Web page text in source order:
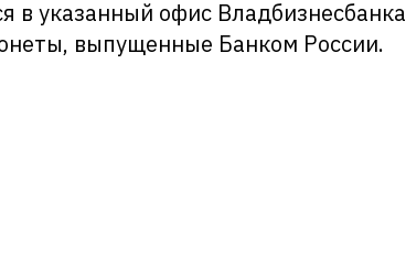
указанный офис Владбизнесбанка
выпущенные Банком России.